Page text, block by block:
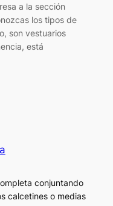
a la sección
los tipos de
son vestuarios
está
conjuntando
calcetines o medias